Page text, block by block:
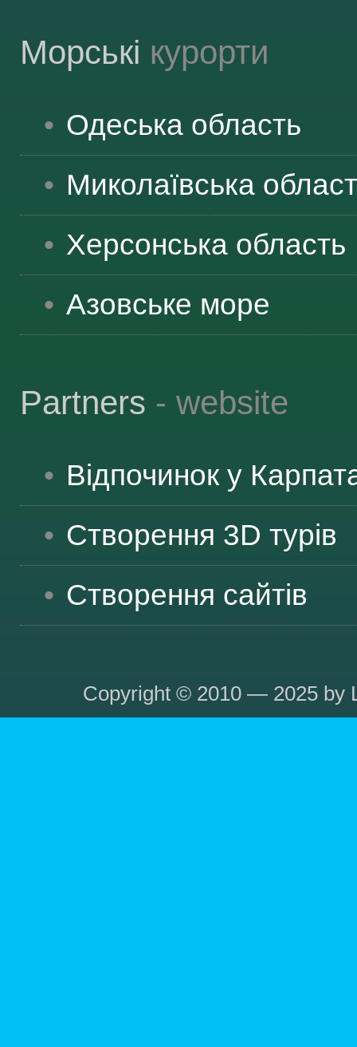
Морські курорти
Одеська область
Миколаївська
Херсонська область
Азовське море
Partners - website
Відпочинок у
Створення 3D турів
Створення сайтів
Copyright © 2010 — 2025 by